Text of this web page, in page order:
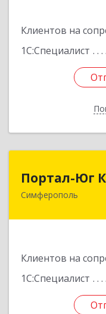
Клиентов на
1С:Специалист
Портал-Юг
Симферополь
Клиентов на
1С:Специалист
295015, Крым